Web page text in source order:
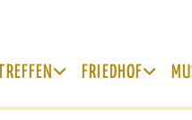
FRIEDHOF